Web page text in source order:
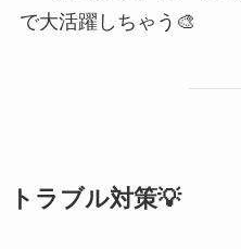
で大活躍しちゃう🎨
トラブル対策💡